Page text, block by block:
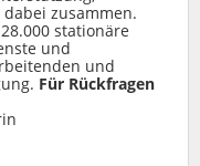
zusammen.
stationäre
und
und
Für Rückfragen